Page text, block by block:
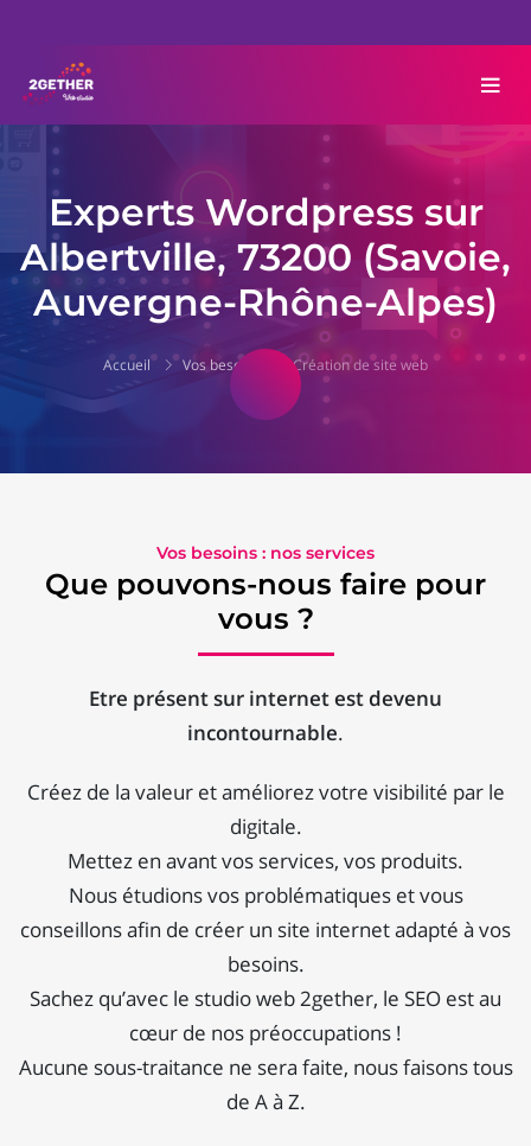
Experts Wordpress sur
Albertville, 73200 (Savoie,
Auvergne-Rhône-Alpes)
Accueil Vos besoins Création de site web
Vos besoins : nos services
Que pouvons-nous faire pour
vous ?
Etre présent sur internet est devenu
incontournable.
Créez de la valeur et améliorez votre visibilité par le
digitale.
Mettez en avant vos services, vos produits.
Nous étudions vos problématiques et vous
conseillons afin de créer un site internet adapté à vos
besoins.
Sachez qu’avec le studio web 2gether, le SEO est au
cœur de nos préoccupations !
Aucune sous-traitance ne sera faite, nous faisons tous
de A à Z.